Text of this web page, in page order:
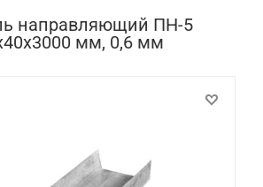
направляющий ПН-5
мм, 0,6 мм